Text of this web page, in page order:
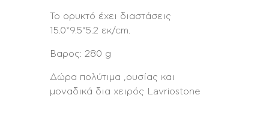
Το ορυκτό έχει διαστάσεις
15.0*9.5*5.2 εκ/cm.
Βαρος: 280 g
Δώρα πολύτιμα ,ουσίας και
μοναδικά δια χειρός Lavriostone